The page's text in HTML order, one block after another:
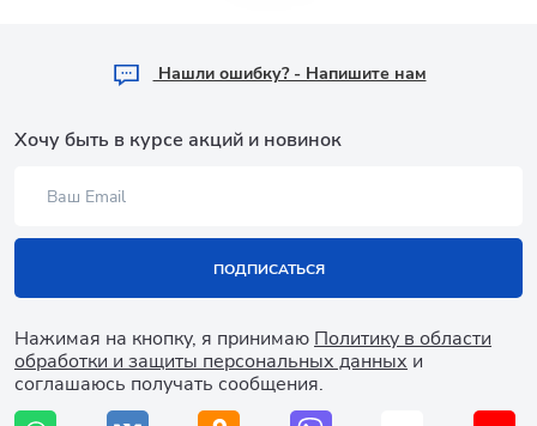
Hашли ошибку? - Напишите нам
Хочу быть в курсе акций и новинок
ПОДПИСАТЬСЯ
Нажимая на кнопку, я принимаюПолитику в области
обработки и защиты персональных данных и
соглашаюсь получать сообщения.